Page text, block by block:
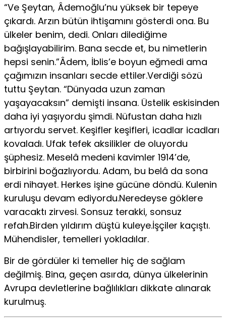
“Ve Şeytan, Âdemoğlu’nu yüksek bir tepeye
çıkardı. Arzın bütün ihtişamını gösterdi ona. Bu
ülkeler benim, dedi. Onları dilediğime
bağışlayabilirim. Bana secde et, bu nimetlerin
hepsi senin.”Âdem, İblis’e boyun eğmedi ama
çağımızın insanları secde ettiler.Verdiği sözü
tuttu Şeytan. “Dünyada uzun zaman
yaşayacaksın” demişti insana. Üstelik eskisinden
daha iyi yaşıyordu şimdi. Nüfustan daha hızlı
artıyordu servet. Keşifler keşifleri, icadlar icadları
kovaladı. Ufak tefek aksilikler de oluyordu
şüphesiz. Meselâ medeni kavimler 1914’de,
birbirini boğazlıyordu. Adam, bu belâ da sona
erdi nihayet. Herkes işine gücüne döndü. Kulenin
kuruluşu devam ediyordu.Neredeyse göklere
varacaktı zirvesi. Sonsuz terakki, sonsuz
refah.Birden yıldırım düştü kuleye.İşçiler kaçıştı.
Mühendisler, temelleri yokladılar.
Bir de gördüler ki temeller hiç de sağlam
değilmiş. Bina, geçen asırda, dünya ülkelerinin
Avrupa devletlerine bağlılıkları dikkate alınarak
kurulmuş.